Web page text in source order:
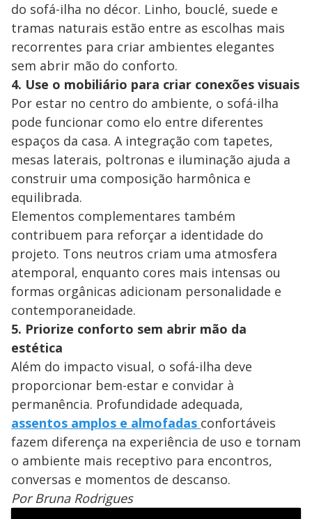
do sofá-ilha no décor. Linho, bouclé, suede e
tramas naturais estão entre as escolhas mais
recorrentes para criar ambientes elegantes
sem abrir mão do conforto.
4. Use o mobiliário para criar conexões visuais
Por estar no centro do ambiente, o sofá-ilha
pode funcionar como elo entre diferentes
espaços da casa. A integração com tapetes,
mesas laterais, poltronas e iluminação ajuda a
construir uma composição harmônica e
equilibrada.
Elementos complementares também
contribuem para reforçar a identidade do
projeto. Tons neutros criam uma atmosfera
atemporal, enquanto cores mais intensas ou
formas orgânicas adicionam personalidade e
contemporaneidade.
5. Priorize conforto sem abrir mão da
estética
Além do impacto visual, o sofá-ilha deve
proporcionar bem-estar e convidar à
permanência. Profundidade adequada,
assentos amplos e almofadas confortáveis
fazem diferença na experiência de uso e tornam
o ambiente mais receptivo para encontros,
conversas e momentos de descanso.
Por Bruna Rodrigues